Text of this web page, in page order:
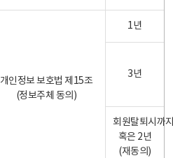
개인정보 보호법 제15조
(정보주체 동의)
1년
3년
회원탈퇴시까
혹은 2년
(재동의)